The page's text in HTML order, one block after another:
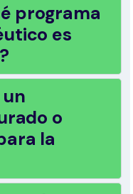
programa
es
o
la